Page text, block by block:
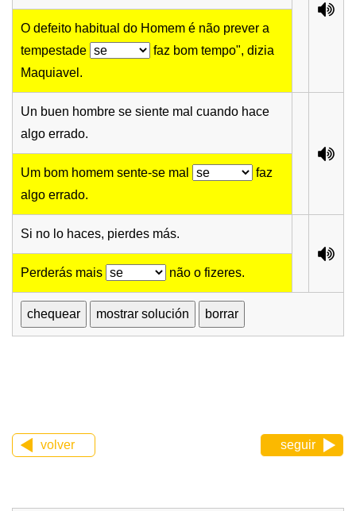
O defeito habitual do Homem é não prever a
tempestade
faz bom tempo", dizia
Maquiavel.
Un buen hombre se siente mal cuando hace
algo errado.
Um bom homem sente-se mal
faz
algo errado.
Si no lo haces, pierdes más.
Perderás mais não o fizeres.
volver seguir